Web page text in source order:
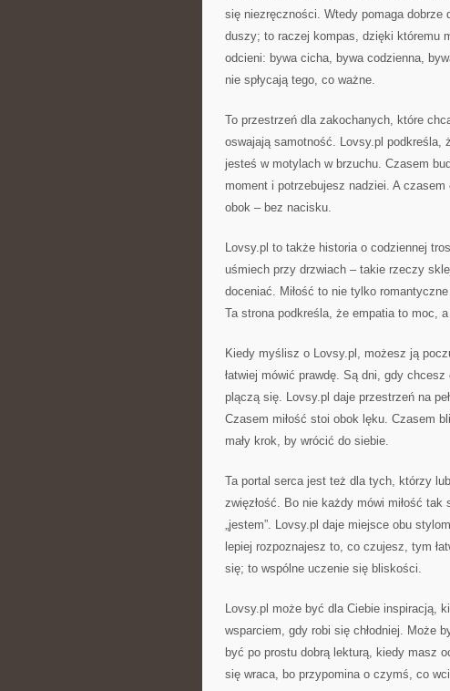
się niezręczności. Wtedy pomaga dobrze
duszy; to raczej kompas, dzięki któremu
odcieni: bywa cicha, bywa codzienna,
nie spłycają tego, co ważne.
To przestrzeń dla zakochanych, które
oswajają samotność. Lovsy.pl podkreśla,
jesteś w motylach w brzuchu. Czasem
moment i potrzebujesz nadziei. A
obok – bez nacisku.
Lovsy.pl to także historia o codziennej
uśmiech przy drzwiach – takie rzeczy
doceniać. Miłość to nie tylko
Ta strona podkreśla, że empatia to moc,
Kiedy myślisz o Lovsy.pl, możesz ją
łatwiej mówić prawdę. Są dni, gdy
plączą się. Lovsy.pl daje przestrzeń na
Czasem miłość stoi obok lęku. Czasem
mały krok, by wrócić do siebie.
Ta portal serca jest też dla tych, którzy
zwięzłość. Bo nie każdy mówi miłość
„jestem”. Lovsy.pl daje miejsce obu
lepiej rozpoznajesz to, co czujesz, tym
się; to wspólne uczenie się bliskości.
Lovsy.pl może być dla Ciebie inspiracją,
wsparciem, gdy robi się chłodniej. Może
być po prostu dobrą lekturą, kiedy masz
się wraca, bo przypomina o czymś, co